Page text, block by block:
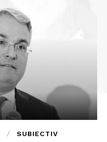
SUBIECTIV